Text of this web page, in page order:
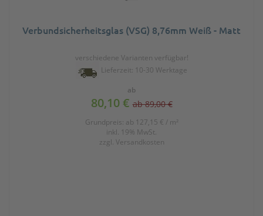
Verbundsicherheitsglas (VSG) 8,76mm Weiß - Matt
verschiedene Varianten verfügbar!
Lieferzeit: 10-30 Werktage
ab
80,10 €ab 89,00 €
Grundpreis: ab 127,15 € / m²
inkl. 19% MwSt.
zzgl. Versandkosten